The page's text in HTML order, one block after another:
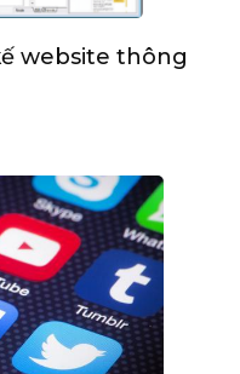
website thông